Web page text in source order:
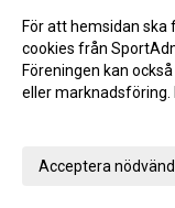
Läsning om vår
Vinst i seriefinal för
2019 smyger igång
Viktig vinst i jakten på
För att hemsidan
cookies från
Föreningen kan
eller marknadsföring.
Acceptera